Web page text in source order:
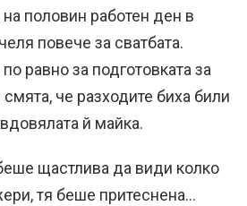
на половин работен ден в
повече за сватбата.
равно за подготовката за
смята, че разходите биха били
й майка.
щастлива да види колко
тя беше притеснена…